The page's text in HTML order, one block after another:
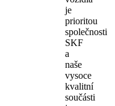
je
prioritou
společnosti
SKF
a
naše
vysoce
kvalitní
součásti